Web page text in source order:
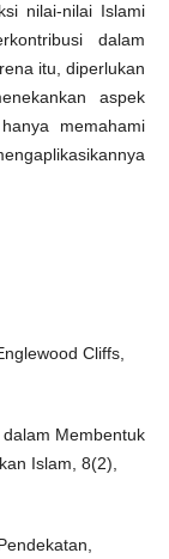
nilai-nilai Islami
dalam
itu, diperlukan
aspek
memahami
Cliffs,
Membentuk
Islam, 8(2),